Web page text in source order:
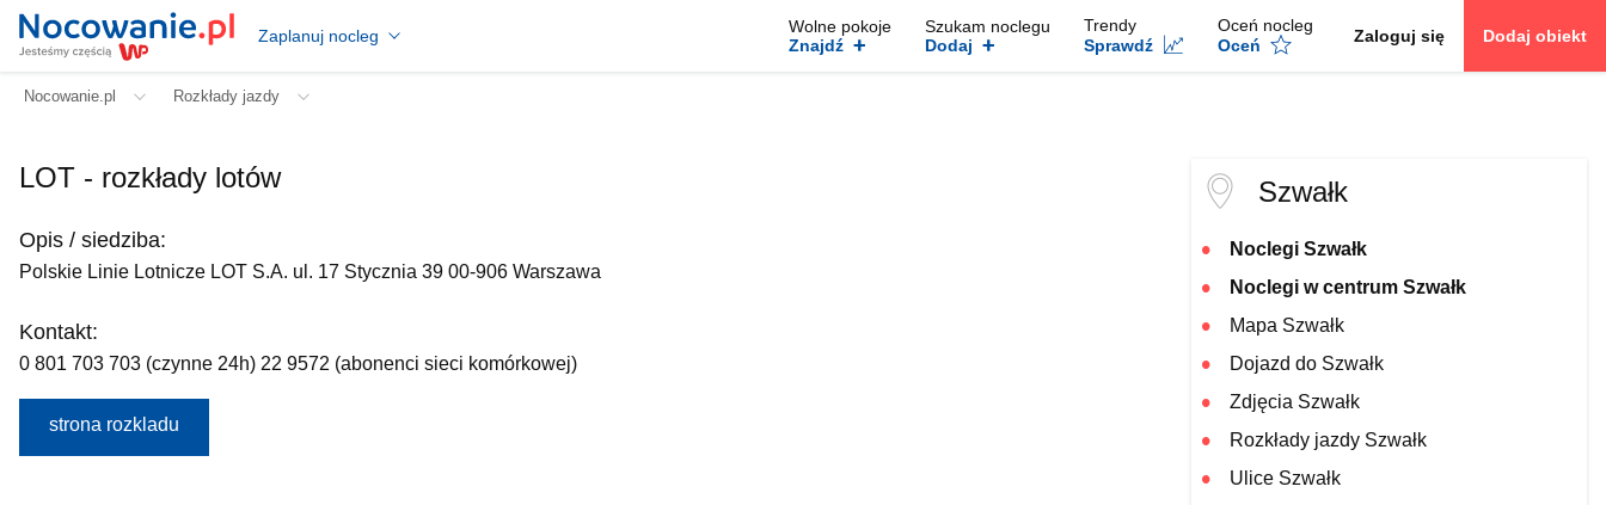
Zaplanuj nocleg
Wolne pokoje
Znajdź +
Szukam noclegu
Dodaj +
Trendy
Sprawdź
Oceń nocleg
Oceń
Zaloguj się Dodaj obiekt
Nocowanie.pl Rozkłady jazdy
LOT - rozkłady lotów
Opis / siedziba:
Polskie Linie Lotnicze LOT S.A. ul. 17 Stycznia 39 00-906 Warszawa
Kontakt:
0 801 703 703 (czynne 24h) 22 9572 (abonenci sieci komórkowej)
strona rozkladu
Szwałk
Noclegi Szwałk
Noclegi w centrum Szwałk
Mapa Szwałk
Dojazd do Szwałk
Zdjęcia Szwałk
Rozkłady jazdy Szwałk
Ulice Szwałk